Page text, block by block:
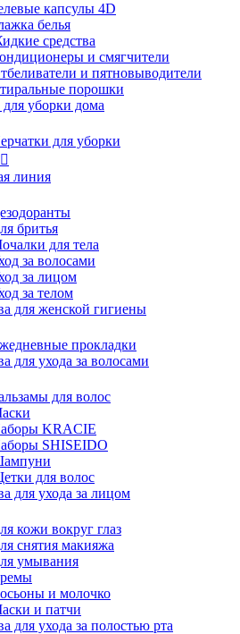
капсулы 4D
белья
средства
и смягчители
и пятновыводители
порошки
уборки дома
для уборки

линия
бритья
для тела
за волосами
за лицом
за телом
для женской гигиены
прокладки
для ухода за волосами
для волос
KRACIE
SHISEIDO
для волос
для ухода за лицом
кожи вокруг глаз
снятия макияжа
умывания
и молочко
и патчи
для ухода за полостью рта